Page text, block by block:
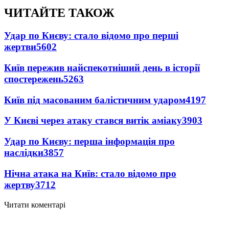
ЧИТАЙТЕ ТАКОЖ
Удар по Києву: стало відомо про перші
жертви5602
Київ пережив найспекотніший день в історії
спостережень5263
Київ під масованим балістичним ударом4197
У Києві через атаку стався витік аміаку3903
Удар по Києву: перша інформація про
наслідки3857
Нічна атака на Київ: стало відомо про
жертву3712
Читати коментарі